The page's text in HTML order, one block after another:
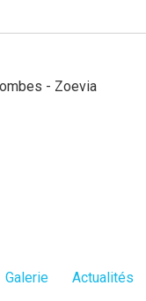
Galerie
Actualités